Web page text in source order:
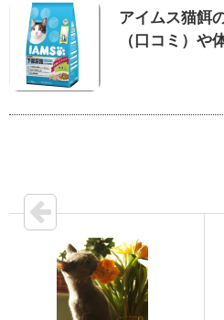
アイムス猫餌
（口コミ）や